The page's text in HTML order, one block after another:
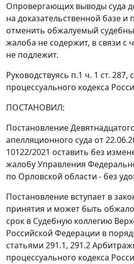
Опровергающих выводы суда
на доказательственной базе
отменить обжалуемый
жалоба не содержит, в связи с
не подлежит.
Руководствуясь п.1 ч. 1 ст.
процессуального кодекса
ПОСТАНОВИЛ:
Постановление
апелляционного суда от
10122/2021 оставить без
жалобу Управления
по Орловской области - без
Постановление вступает в
принятия и может быть
срок в Судебную коллегию
Российской Федерации в
статьями 291.1, 291.2
процессуального кодекса